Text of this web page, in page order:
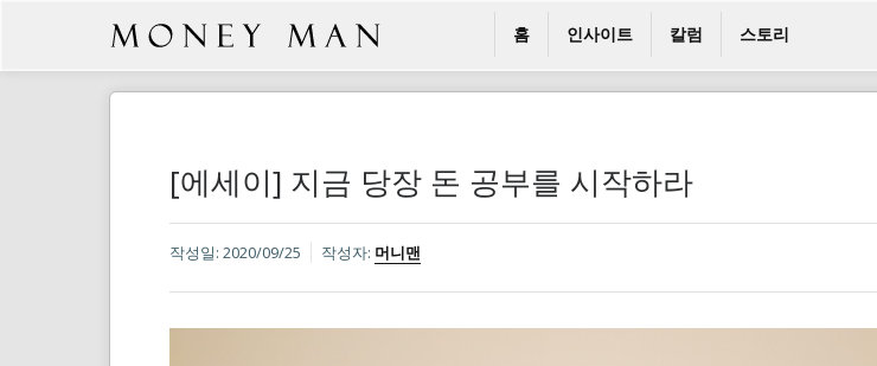
홈 인사이트 칼럼 스토리
[에세이] 지금 당장 돈 공부를 시작하라
작성일: 2020/09/25 작성자: 머니맨